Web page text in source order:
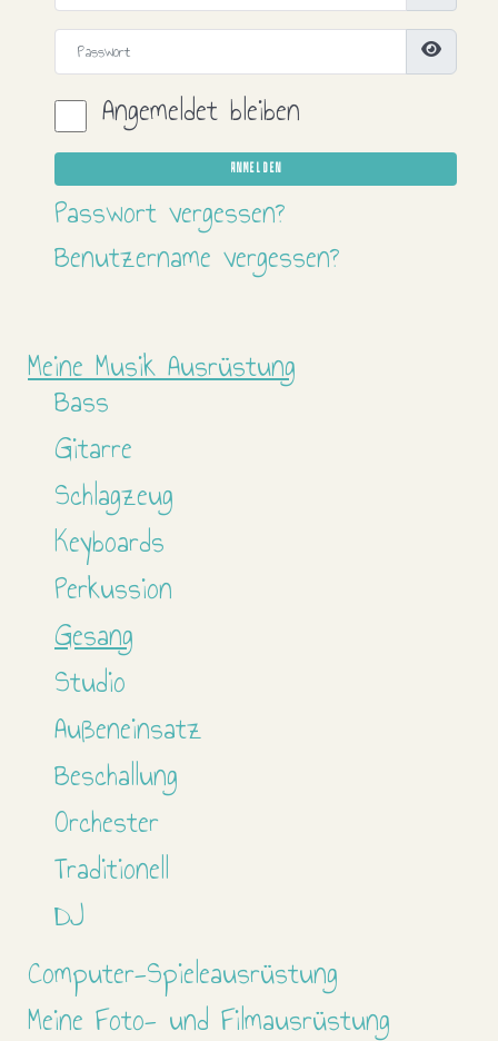
Passwort
Angemeldet bleiben
ANMELDEN
Passwort vergessen?
Benutzername vergessen?
Meine Musik Ausrüstung
Bass
Gitarre
Schlagzeug
Keyboards
Perkussion
Gesang
Studio
Außeneinsatz
Beschallung
Orchester
Traditionell
DJ
Computer-Spieleausrüstung
Meine Foto- und Filmausrüstung